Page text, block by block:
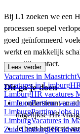
Bij L1 zoeken we een
processen soepel
goed geïnformeerd
werkt en makkelijk
menselijk contact.
Dit ga je doen
Je ondersteunt en
dagelijkse HR
Je bent het eerste
Lees verder
Vacatures in Maastricht
vacatures in Limburg
LimburgHR vacatures
LimburgParttime
LimburgParttime jobs
LimburgVacatures in
Zuid-LimburgHR